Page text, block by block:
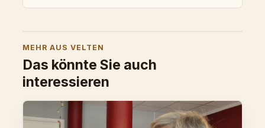
MEHR AUS VELTEN
Das könnte Sie auch
interessieren